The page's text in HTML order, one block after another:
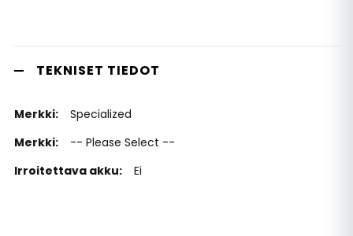
TEKNISET TIEDOT
Specialized
-- Please Select --
Ei